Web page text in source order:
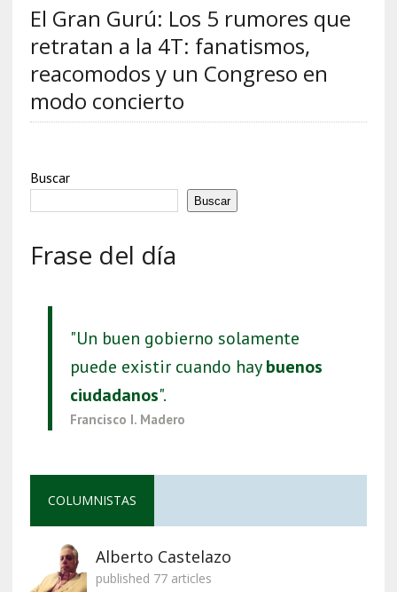
El Gran Gurú: Los 5 rumores que
retratan a la 4T: fanatismos,
reacomodos y un Congreso en
modo concierto
Buscar
Buscar
Frase del día
"Un buen gobierno solamente
puede existir cuando haybuenos
ciudadanos".
Francisco I. Madero
COLUMNISTAS
Alberto Castelazo
published 77 articles